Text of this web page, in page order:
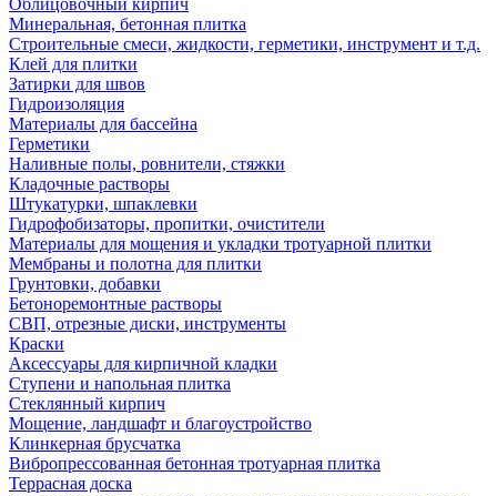
Облицовочный кирпич
Минеральная, бетонная плитка
Строительные смеси, жидкости, герметики, инструмент и т.д.
Клей для плитки
Затирки для швов
Гидроизоляция
Материалы для бассейна
Герметики
Наливные полы, ровнители, стяжки
Кладочные растворы
Штукатурки, шпаклевки
Гидрофобизаторы, пропитки, очистители
Материалы для мощения и укладки тротуарной плитки
Мембраны и полотна для плитки
Грунтовки, добавки
Бетоноремонтные растворы
СВП, отрезные диски, инструменты
Краски
Аксессуары для кирпичной кладки
Ступени и напольная плитка
Cтеклянный кирпич
Мощение, ландшафт и благоустройство
Клинкерная брусчатка
Вибропрессованная бетонная тротуарная плитка
Террасная доска